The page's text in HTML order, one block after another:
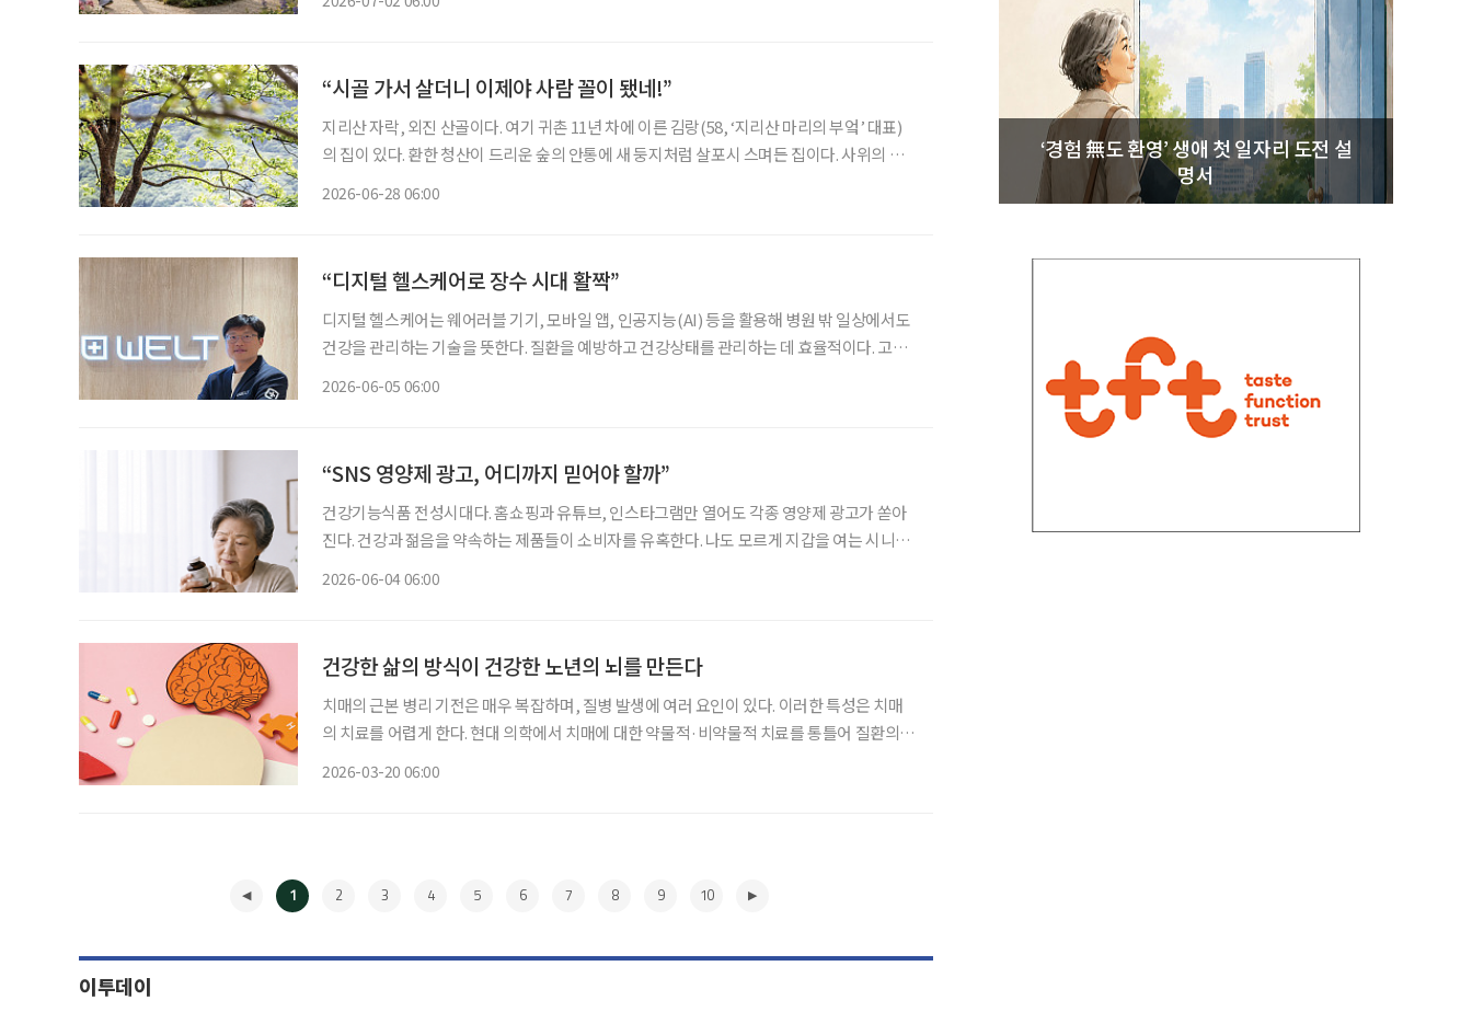
“시골 가서 살더니 이제야 사람 꼴이 됐네!”
지리산 자락, 외진 산골이다. 여기 귀촌 11년 차에 이른 김랑(58, ‘지리산 마리의 부엌’ 대표)
의 집이 있다. 환한 청산이 드리운 숲의 안통에 새 둥지처럼 살포시 스며든 집이다. 사위의 풍
2026-06-28 06:00
“디지털 헬스케어로 장수 시대 활짝”
디지털 헬스케어는 웨어러블 기기, 모바일 앱, 인공지능(AI) 등을 활용해 병원 밖 일상에서도
건강을 관리하는 기술을 뜻한다. 질환을 예방하고 건강상태를 관리하는 데 효율적이다. 고령
2026-06-05 06:00
“SNS 영양제 광고, 어디까지 믿어야 할까”
건강기능식품 전성시대다. 홈쇼핑과 유튜브, 인스타그램만 열어도 각종 영양제 광고가 쏟아
진다. 건강과 젊음을 약속하는 제품들이 소비자를 유혹한다. 나도 모르게 지갑을 여는 시니어
2026-06-04 06:00
건강한 삶의 방식이 건강한 노년의 뇌를 만든다
치매의 근본 병리 기전은 매우 복잡하며, 질병 발생에 여러 요인이 있다. 이러한 특성은 치매
의 치료를 어렵게 한다. 현대 의학에서 치매에 대한 약물적·비약물적 치료를 통틀어 질환의
2026-03-20 06:00
1 2 3 4 5 6 7 8 9 10
이투데이
‘경험 無도 환영’ 생애 첫 일자리 도전 설
명서